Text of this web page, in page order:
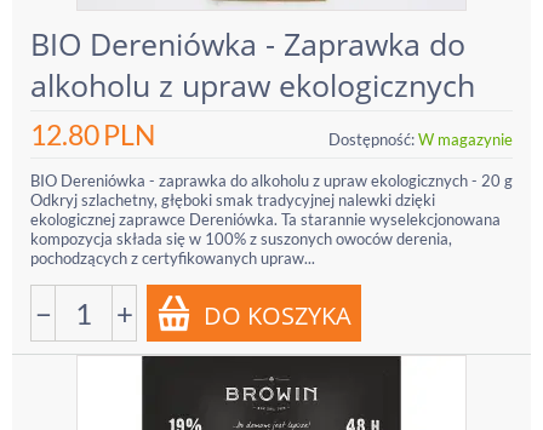
BIO Dereniówka - Zaprawka do
alkoholu z upraw ekologicznych
12.80PLN Dostępność:W magazynie
BIO Dereniówka - zaprawka do alkoholu z upraw ekologicznych - 20 g
Odkryj szlachetny, głęboki smak tradycyjnej nalewki dzięki
ekologicznej zaprawce Dereniówka. Ta starannie wyselekcjonowana
kompozycja składa się w 100% z suszonych owoców derenia,
pochodzących z certyfikowanych upraw...
− +